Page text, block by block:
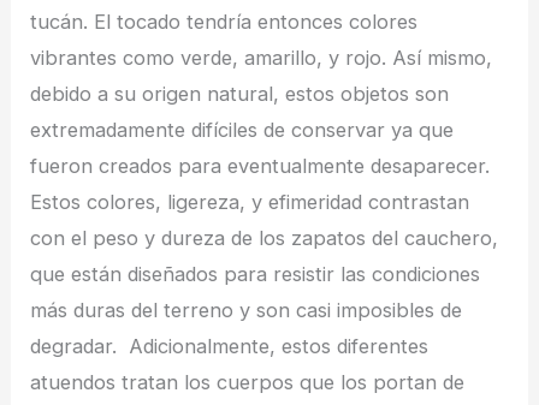
tucán. El tocado tendría entonces colores
vibrantes como verde, amarillo, y rojo. Así mismo,
debido a su origen natural, estos objetos son
extremadamente difíciles de conservar ya que
fueron creados para eventualmente desaparecer.
Estos colores, ligereza, y efimeridad contrastan
con el peso y dureza de los zapatos del cauchero,
que están diseñados para resistir las condiciones
más duras del terreno y son casi imposibles de
degradar. Adicionalmente, estos diferentes
atuendos tratan los cuerpos que los portan de